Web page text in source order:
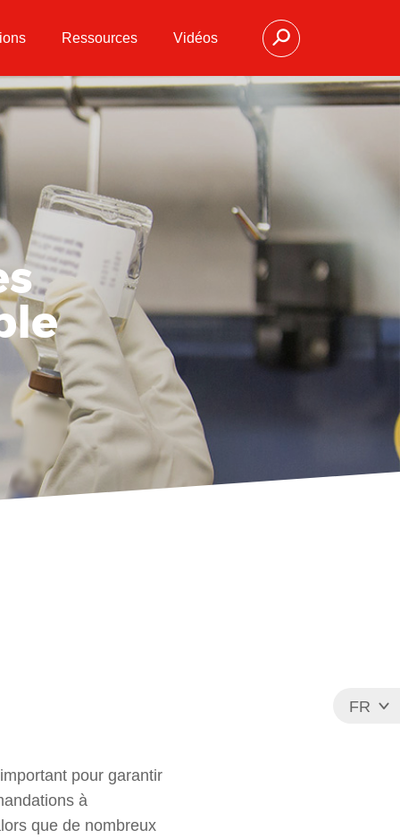
Ressources Vidéos
FR
pour garantir
à
que de nombreux